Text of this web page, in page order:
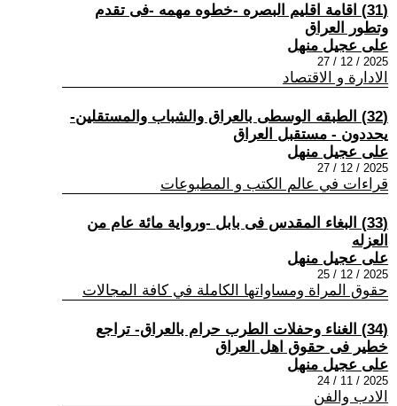
(31) اقامة اقليم البصره -خطوه مهمه -فى تقدم
وتطور العراق
على عجيل منهل
2025 / 12 / 27
الادارة و الاقتصاد
(32) الطبقه الوسطى بالعراق والشباب والمستقلين-
يحددون - مستقبل العراق
على عجيل منهل
2025 / 12 / 27
قراءات في عالم الكتب و المطبوعات
(33) البغاء المقدس فى بابل -ورواية مائة عام من
العزله
على عجيل منهل
2025 / 12 / 25
حقوق المراة ومساواتها الكاملة في كافة المجالات
(34) الغناء وحفلات الطرب حرام بالعراق- تراجع
خطير فى حقوق اهل العراق
على عجيل منهل
2025 / 11 / 24
الادب والفن